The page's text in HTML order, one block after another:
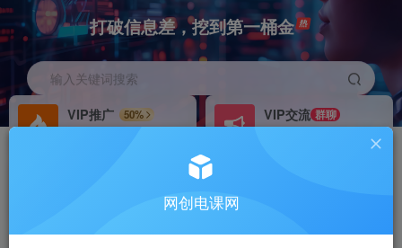
打破信息差，挖到第一桶金
输入关键词搜索
VIP推广
50%
VIP交流 群聊
研究探讨更多创业项目路子。
搭建同款网站，自己当老板
网创电课网